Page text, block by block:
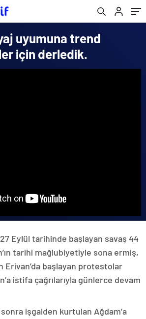
uyumuna trend
için derledik.
27 Eylül tarihinde başlayan savaş 44
tarihi mağlubiyetiyle sona ermiş,
Erivan’da başlayan protestolar
istifa çağrılarıyla günlerce devam
sonra işgalden kurtulan Ağdam’a